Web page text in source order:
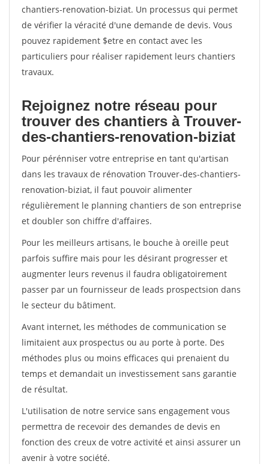
chantiers-renovation-biziat. Un processus qui permet
de vérifier la véracité d'une demande de devis. Vous
pouvez rapidement $etre en contact avec les
particuliers pour réaliser rapidement leurs chantiers
travaux.
Rejoignez notre réseau pour
trouver des chantiers à Trouver-
des-chantiers-renovation-biziat
Pour pérénniser votre entreprise en tant qu'artisan
dans les travaux de rénovation Trouver-des-chantiers-
renovation-biziat, il faut pouvoir alimenter
régulièrement le planning chantiers de son entreprise
et doubler son chiffre d'affaires.
Pour les meilleurs artisans, le bouche à oreille peut
parfois suffire mais pour les désirant progresser et
augmenter leurs revenus il faudra obligatoirement
passer par un fournisseur de leads prospectsion dans
le secteur du bâtiment.
Avant internet, les méthodes de communication se
limitaient aux prospectus ou au porte à porte. Des
méthodes plus ou moins efficaces qui prenaient du
temps et demandait un investissement sans garantie
de résultat.
L'utilisation de notre service sans engagement vous
permettra de recevoir des demandes de devis en
fonction des creux de votre activité et ainsi assurer un
avenir à votre société.